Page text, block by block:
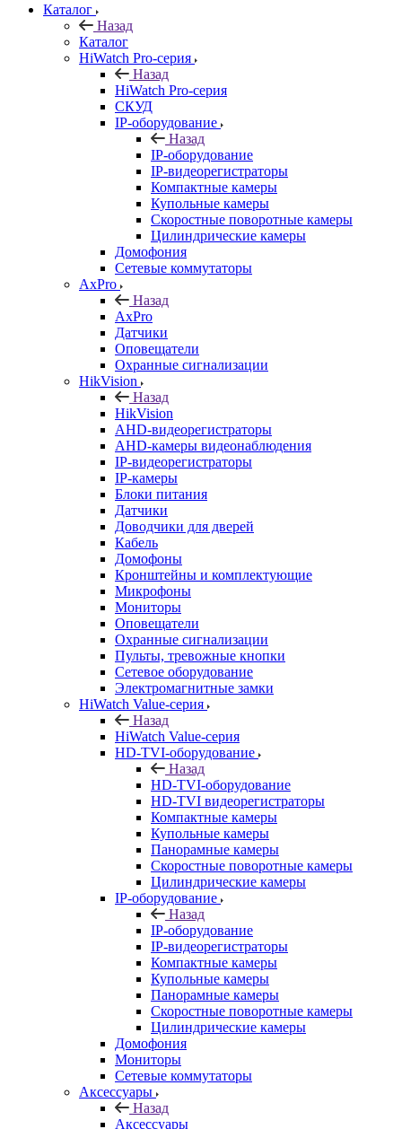
Каталог
Назад
Каталог
HiWatch Pro-серия
Назад
HiWatch Pro-серия
CКУД
IP-оборудование
Назад
IP-оборудование
IP-видеорегистраторы
Компактные камеры
Купольные камеры
Скоростные поворотные камеры
Цилиндрические камеры
Домофония
Сетевые коммутаторы
AxPro
Назад
AxPro
Датчики
Оповещатели
Охранные сигнализации
HikVision
Назад
HikVision
AHD-видеорегистраторы
AHD-камеры видеонаблюдения
IP-видеорегистраторы
IP-камеры
Блоки питания
Датчики
Доводчики для дверей
Кабель
Домофоны
Кронштейны и комплектующие
Микрофоны
Мониторы
Оповещатели
Охранные сигнализации
Пульты, тревожные кнопки
Сетевое оборудование
Электромагнитные замки
HiWatch Value-серия
Назад
HiWatch Value-серия
HD-TVI-оборудование
Назад
HD-TVI-оборудование
HD-TVI видеорегистраторы
Компактные камеры
Купольные камеры
Панорамные камеры
Скоростные поворотные камеры
Цилиндрические камеры
IP-оборудование
Назад
IP-оборудование
IP-видеорегистраторы
Компактные камеры
Купольные камеры
Панорамные камеры
Скоростные поворотные камеры
Цилиндрические камеры
Домофония
Мониторы
Сетевые коммутаторы
Аксессуары
Назад
Аксессуары